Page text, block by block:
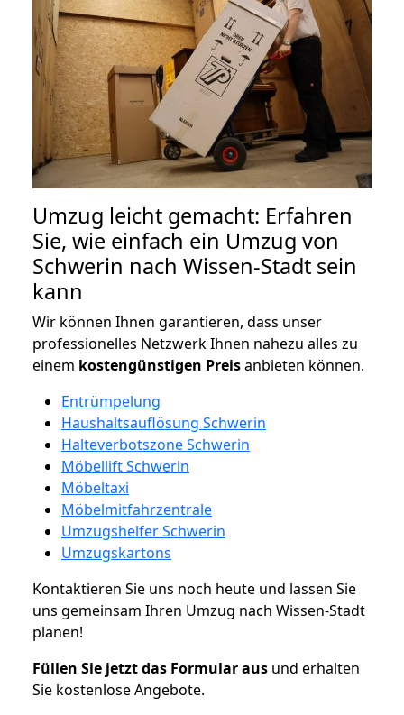
Umzug leicht gemacht: Erfahren
Sie, wie einfach ein Umzug von
Schwerin nach Wissen-Stadt sein
kann
Wir können Ihnen garantieren, dass unser
professionelles Netzwerk Ihnen nahezu alles zu
einem kostengünstigen Preisanbieten können.
Entrümpelung
Haushaltsauflösung Schwerin
Halteverbotszone Schwerin
Möbellift Schwerin
Möbeltaxi
Möbelmitfahrzentrale
Umzugshelfer Schwerin
Umzugskartons
Kontaktieren Sie uns noch heute und lassen Sie
uns gemeinsam Ihren Umzug nach Wissen-Stadt
planen!
Füllen Sie jetzt das Formular aus und erhalten
Sie kostenlose Angebote.